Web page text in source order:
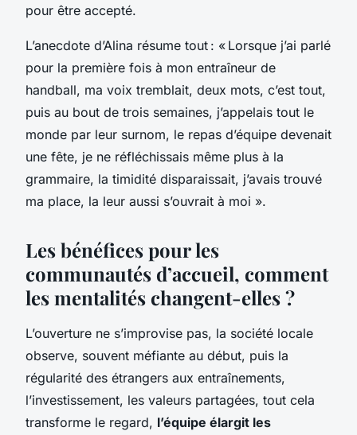
pour être accepté.
L’anecdote d’Alina résume tout : « Lorsque j’ai parlé
pour la première fois à mon entraîneur de
handball, ma voix tremblait, deux mots, c’est tout,
puis au bout de trois semaines, j’appelais tout le
monde par leur surnom, le repas d’équipe devenait
une fête, je ne réfléchissais même plus à la
grammaire, la timidité disparaissait, j’avais trouvé
ma place, la leur aussi s’ouvrait à moi ».
Les bénéfices pour les
communautés d’accueil, comment
les mentalités changent-elles ?
L’ouverture ne s’improvise pas, la société locale
observe, souvent méfiante au début, puis la
régularité des étrangers aux entraînements,
l’investissement, les valeurs partagées, tout cela
transforme le regard, l’équipe élargit les